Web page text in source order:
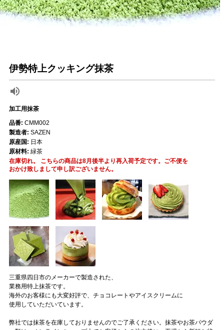
伊勢特上クッキング抹茶
加工用抹茶
三重県四日市のメーカーで製造された、
業務用特上抹茶です。
海外のお客様にも大変好評で、チョコレートやアイスクリームに
使用していただいています。
弊社では抹茶を在庫しておりませんのでご了承ください。抹茶やお茶パウダ
品番: CMM002
製造者: SAZEN
原産国: 日本
原材料: 緑茶
在庫切れ。 こちらの商品は8月後半より再入荷予定です。ご不便を
おかけ致しまして申し訳ございません。